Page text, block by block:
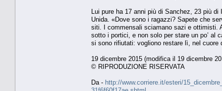
Lui pure ha 17 anni più di Sanchez, 23 più
Unida. «Dove sono i ragazzi? Sapete che
siti. I commensali sciamano sazi e ottimisti.
sotto i portici, e non solo per stare un po’ al
si sono rifiutati: vogliono restare lì, nel cuore
19 dicembre 2015 (modifica il 19 dicembre
© RIPRODUZIONE RISERVATA
Da - http://www.corriere.it/esteri/